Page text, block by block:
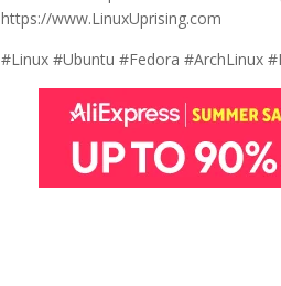
https://www.LinuxUprising.com
#Linux #Ubuntu #Fedora #ArchLinux